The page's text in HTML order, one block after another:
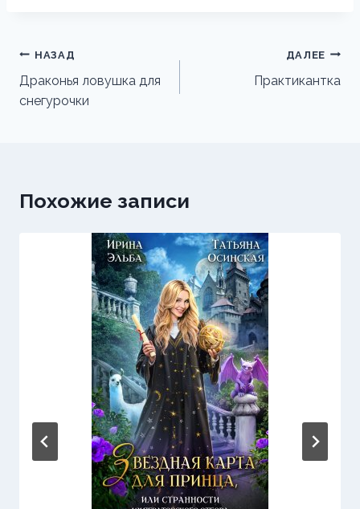
Навигация
по
записям
НАЗАД
Драконья ловушка для
снегурочки
ДАЛЕЕ
Практикантка
Похожие записи